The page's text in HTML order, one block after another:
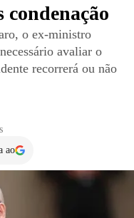
condenação
o ex-ministro
avaliar o
recorrerá ou não
ao